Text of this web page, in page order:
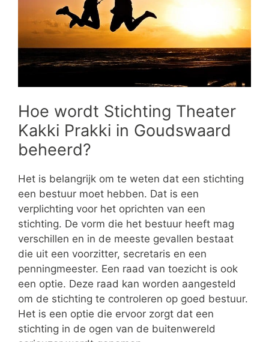
Hoe wordt Stichting Theater
Kakki Prakki in Goudswaard
beheerd?
Het is belangrijk om te weten dat een stichting
een bestuur moet hebben. Dat is een
verplichting voor het oprichten van een
stichting. De vorm die het bestuur heeft mag
verschillen en in de meeste gevallen bestaat
die uit een voorzitter, secretaris en een
penningmeester. Een raad van toezicht is ook
een optie. Deze raad kan worden aangesteld
om de stichting te controleren op goed bestuur.
Het is een optie die ervoor zorgt dat een
stichting in de ogen van de buitenwereld